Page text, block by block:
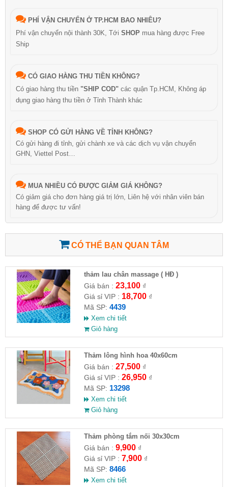
PHÍ VẬN CHUYỂN Ở TP.HCM BAO NHIÊU?
Phí vận chuyển nội thành 30K, Tới SHOP mua hàng được Free
Ship
CÓ GIAO HÀNG THU TIỀN KHÔNG?
Có giao hàng thu tiền "SHIP COD" các quận Tp.HCM, Không áp
dụng giao hàng thu tiền ở Tỉnh Thành khác
SHOP CÓ GỬI HÀNG VỀ TỈNH KHÔNG?
Có gửi hàng đi tỉnh, gửi chành xe và các dịch vụ vận chuyển
GHN, Viettel Post…
MUA NHIỀU CÓ ĐƯỢC GIẢM GIÁ KHÔNG?
Có giảm giá cho đơn hàng giá trị lớn, Liên hệ với nhân viên bán
hàng để được tư vấn!
CÓ THỂ BẠN QUAN TÂM
thảm lau chân massage ( HĐ )
Giá bán : 23,100₫
Giá sỉ VIP : 18,700₫
Mã SP: 4439
Xem chi tiết
Giỏ hàng
Thảm lông hình hoa 40x60cm
Giá bán : 27,500₫
Giá sỉ VIP : 26,950₫
Mã SP: 13298
Xem chi tiết
Giỏ hàng
Thảm phòng tắm nối 30x30cm
Giá bán : 9,900₫
Giá sỉ VIP : 7,900₫
Mã SP: 8466
Xem chi tiết